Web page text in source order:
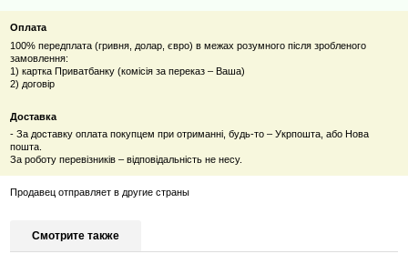
Оплата
100% передплата (гривня, долар, євро) в межах розумного після зробленого
замовлення:
1) картка Приватбанку (комісія за переказ – Ваша)
2) договір
Доставка
- За доставку оплата покупцем при отриманні, будь-то – Укрпошта, або Нова
пошта.
За роботу перевізників – відповідальність не несу.
Продавец отправляет в другие страны
Смотрите также